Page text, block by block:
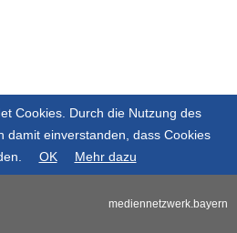
mediennetzwerk.bayern
Cookies. Durch die Nutzung des
damit einverstanden, dass Cookies
OK Mehr dazu